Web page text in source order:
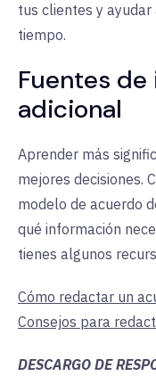
tus clientes y
tiempo.
Fuentes
adicional
Aprender más
mejores decisiones.
modelo de acuerdo
qué información
tienes algunos
Cómo redactar un
Consejos para
DESCARGO DE